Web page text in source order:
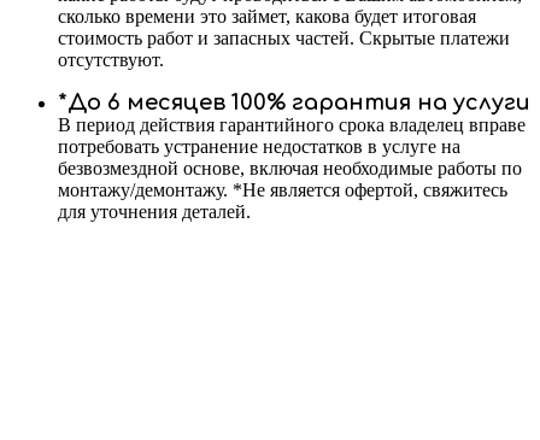
сколько времени это займет, какова будет итоговая
стоимость работ и запасных частей. Скрытые платежи
отсутствуют.
*До 6 месяцев 100% гарантия на услуги
В период действия гарантийного срока владелец вправе
потребовать устранение недостатков в услуге на
безвозмездной основе, включая необходимые работы по
монтажу/демонтажу. *Не является офертой, свяжитесь
для уточнения деталей.